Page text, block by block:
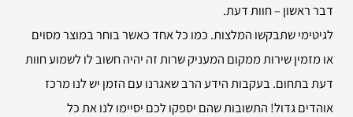
דבר ראשון – חוות דעת.
לגיטימי שתבקשו המלצות. כמו כל אחד כאשר בוחר במוצר מסוים
או מזמין שירות ממקום המעניק שרות זה יהיה חשוב לו לשמוע חוות
דעת בתחום. בעקבות הידע הרב שאגרנו עם הזמן יש לנו מרכז
אוהדים גדול! התשובות שהם יספקו לכם יסיימו לנו את כל